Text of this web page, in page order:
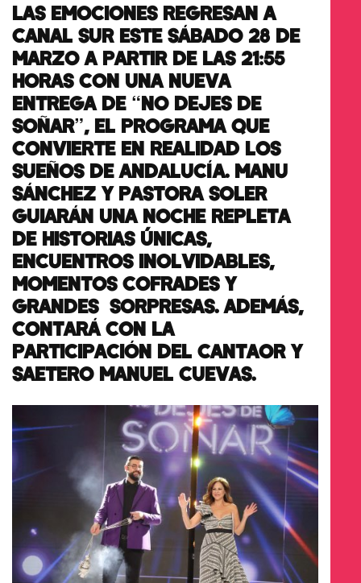
LAS EMOCIONES REGRESAN A
CANAL SUR ESTE SÁBADO 28 DE
MARZO A PARTIR DE LAS 21:55
HORAS CON UNA NUEVA
ENTREGA DE “NO DEJES DE
SOÑAR”, EL PROGRAMA QUE
CONVIERTE EN REALIDAD LOS
SUEÑOS DE ANDALUCÍA. MANU
SÁNCHEZ Y PASTORA SOLER
GUIARÁN UNA NOCHE REPLETA
DE HISTORIAS ÚNICAS,
ENCUENTROS INOLVIDABLES,
MOMENTOS COFRADES Y
GRANDES SORPRESAS. ADEMÁS,
CONTARÁ CON LA
PARTICIPACIÓN DEL CANTAOR Y
SAETERO MANUEL CUEVAS.